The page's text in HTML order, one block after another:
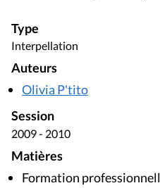
Type
Interpellation
Auteurs
Olivia P'tito
Session
2009 - 2010
Matières
Formation